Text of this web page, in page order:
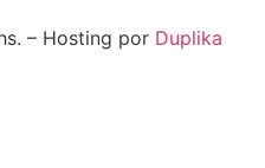
– Hosting por Duplika